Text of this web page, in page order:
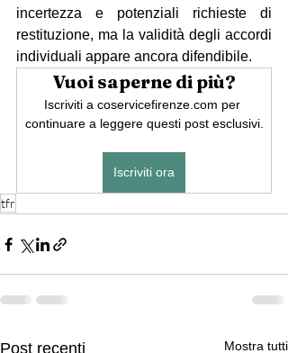
incertezza e potenziali richieste di
restituzione, ma la validità degli accordi
individuali appare ancora difendibile.
Vuoi saperne di più?
Iscriviti a coservicefirenze.com per
continuare a leggere questi post esclusivi.
Iscriviti ora
tfr
Post recenti Mostra tutti